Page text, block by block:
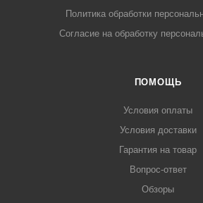
Политика обработки
Согласие на обработку
ПОМОЩЬ
Условия оплаты
Условия доставки
Гарантия на товар
Вопрос-ответ
Обзоры